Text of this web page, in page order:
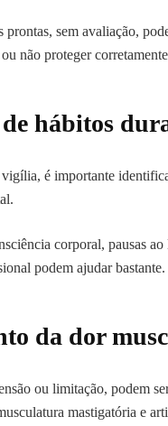
prontas, sem avaliação,
não proteger
hábitos
é importante
corporal, pausas
podem ajudar bastante.
da dor
ou limitação, podem
mastigatória e